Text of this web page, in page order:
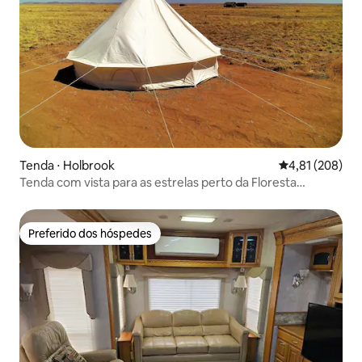
Tenda ⋅ Holbrook 4,81 de uma
4,81 (208)
Tenda com vista para as estrelas perto da Floresta
Preferido dos hóspedes
Preferido dos hóspedes